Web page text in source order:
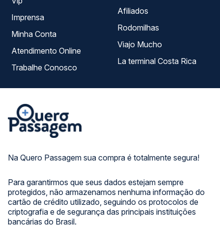
Na Quero Passagem sua compra é totalmente segura!
Para garantirmos que seus dados estejam sempre
protegidos, não armazenamos nenhuma informação do
cartão de crédito utilizado, seguindo os protocolos de
criptografia e de segurança das principais instituições
bancárias do Brasil.
Imprensa
Minha Conta
Atendimento Online
Trabalhe Conosco
Afiliados
Rodomilhas
Viajo Mucho
La terminal Costa Rica